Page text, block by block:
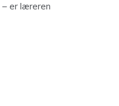
er læreren